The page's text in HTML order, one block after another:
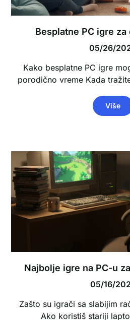
Besplatne PC igre
05/26/
Kako besplatne PC igre
porodično vreme Kada
Više
Najbolje igre na PC-u
05/16/
Zašto su igrači sa slabijim
Ako koristiš stariji